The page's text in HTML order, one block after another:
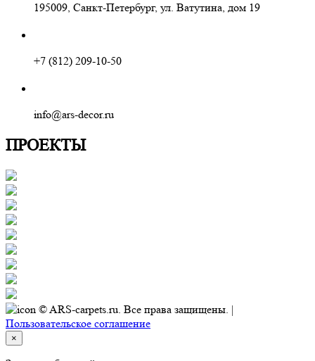
195009, Санкт-Петербург, ул. Ватутина, дом 19
+7 (812) 209-10-50
info@ars-decor.ru
ПРОЕКТЫ
© ARS-carpets.ru. Все права защищены. |
Пользовательское соглашение
×